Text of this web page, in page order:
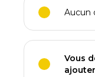
Aucun
Vous